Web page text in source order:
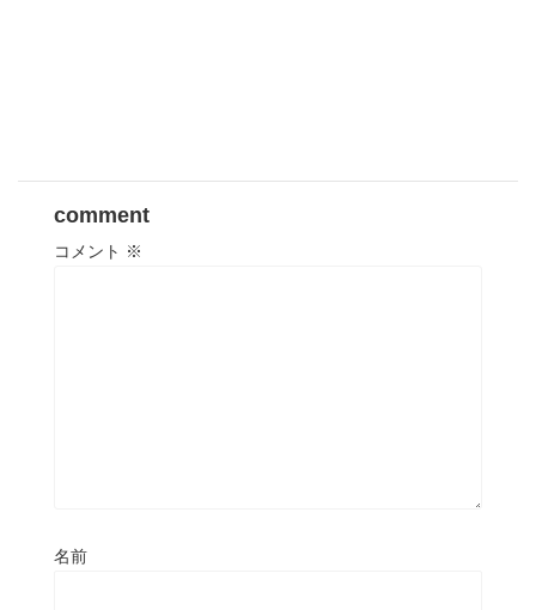
comment
コメント ※
名前